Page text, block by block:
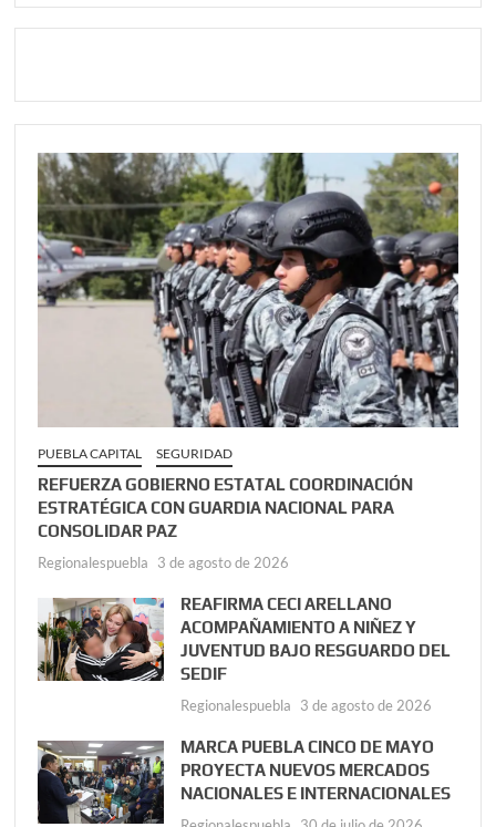
PUEBLA CAPITAL SEGURIDAD
REFUERZA GOBIERNO ESTATAL COORDINACIÓN
ESTRATÉGICA CON GUARDIA NACIONAL PARA
CONSOLIDAR PAZ
Regionalespuebla 3 de agosto de 2026
REAFIRMA CECI ARELLANO
ACOMPAÑAMIENTO A NIÑEZ Y
JUVENTUD BAJO RESGUARDO DEL
SEDIF
Regionalespuebla 3 de agosto de 2026
MARCA PUEBLA CINCO DE MAYO
PROYECTA NUEVOS MERCADOS
NACIONALES E INTERNACIONALES